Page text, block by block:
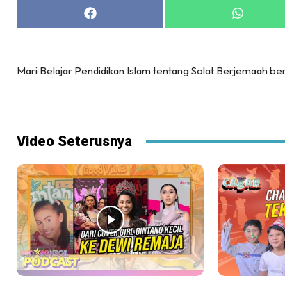
Share
on
Share
on
Mari Belajar Pendidikan Islam tentang Solat Berjemaah
Video Seterusnya